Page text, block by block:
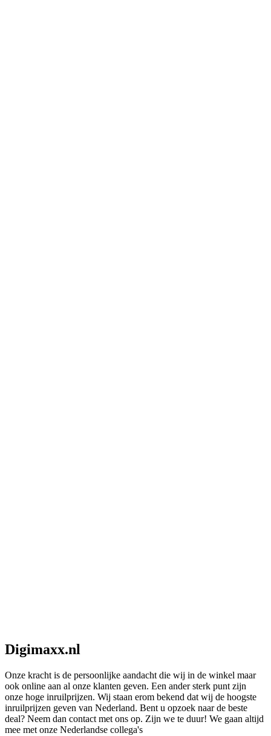
Digimaxx.nl
Onze kracht is de persoonlijke aandacht die wij in de winkel maar
ook online aan al onze klanten geven. Een ander sterk punt zijn
onze hoge inruilprijzen. Wij staan erom bekend dat wij de hoogste
inruilprijzen geven van Nederland. Bent u opzoek naar de beste
deal? Neem dan contact met ons op. Zijn we te duur! We gaan altijd
mee met onze Nederlandse collega's